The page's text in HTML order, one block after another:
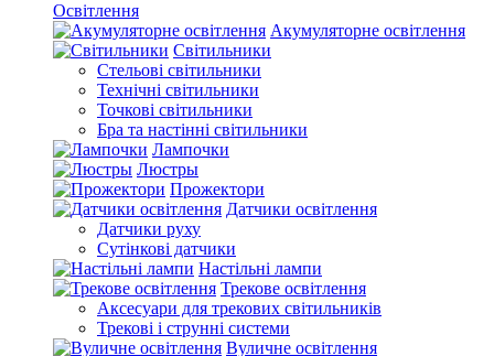
Освітлення
Акумуляторне освітлення
Світильники
Стельові світильники
Технічні світильники
Точкові світильники
Бра та настінні світильники
Лампочки
Люстры
Прожектори
Датчики освітлення
Датчики руху
Сутінкові датчики
Настільні лампи
Трекове освітлення
Аксесуари для трекових світильників
Трекові і струнні системи
Вуличне освітлення